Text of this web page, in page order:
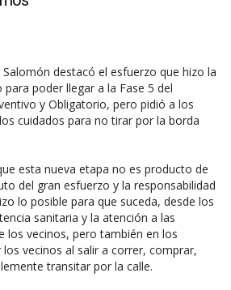
Salomón destacó el esfuerzo que hizo la
poder llegar a la Fase 5 del
y Obligatorio, pero pidió a los
cuidados para no tirar por la borda
esta nueva etapa no es producto de
del gran esfuerzo y la responsabilidad
lo posible para que suceda, desde los
sanitaria y la atención a las
los vecinos, pero también en los
vecinos al salir a correr, comprar,
transitar por la calle.